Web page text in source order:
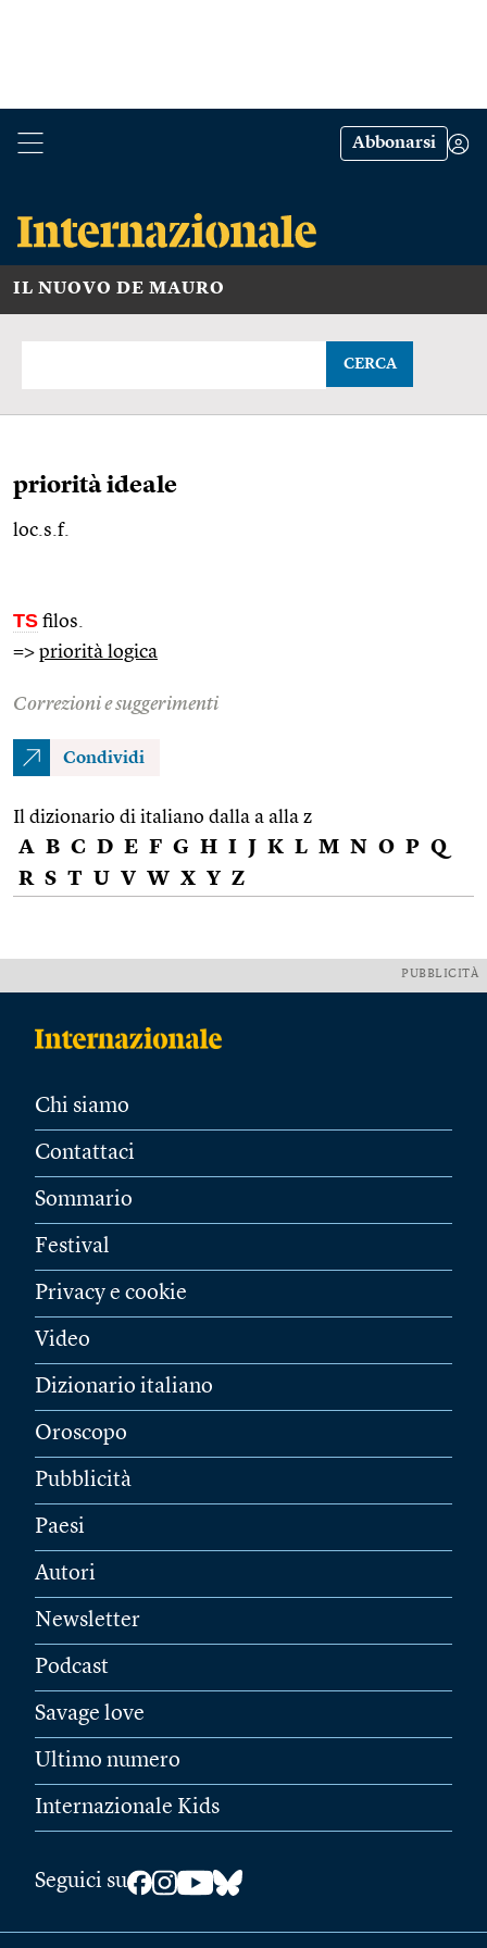
Abbonarsi
IL NUOVO DE MAURO
CERCA
priorità ideale
loc.s.f.
TS filos.
=> priorità logica
Correzioni e suggerimenti
Condividi
Il dizionario di italiano dalla a alla z
A B C D E F G H I J K L M N O P Q
R S T U V W X Y Z
PUBBLICITÀ
Chi siamo
Contattaci
Sommario
Festival
Privacy e cookie
Video
Dizionario italiano
Oroscopo
Pubblicità
Paesi
Autori
Newsletter
Podcast
Savage love
Ultimo numero
Internazionale Kids
Seguici su